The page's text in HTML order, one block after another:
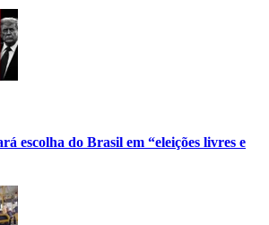
escolha do Brasil em “eleições livres e